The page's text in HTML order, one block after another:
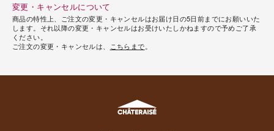
変更・キャンセルについて
商品の特性上、ご注文の変更・キャンセルはお届け日の5日前までにお願いいた
します。それ以降の変更・キャンセルはお受けいたしかねますので予めご了承
ください。
ご注文の変更・キャンセルは、
こちらまで